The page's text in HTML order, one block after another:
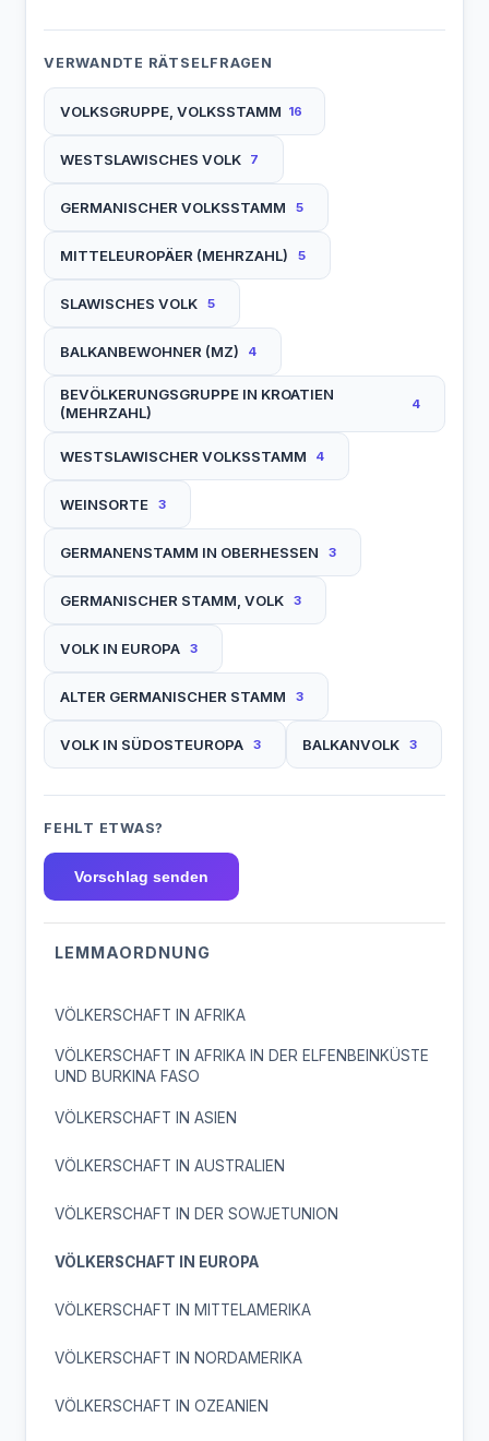
VERWANDTE RÄTSELFRAGEN
VOLKSGRUPPE, VOLKSSTAMM 16
WESTSLAWISCHES VOLK 7
GERMANISCHER VOLKSSTAMM 5
MITTELEUROPÄER (MEHRZAHL) 5
SLAWISCHES VOLK 5
BALKANBEWOHNER (MZ) 4
BEVÖLKERUNGSGRUPPE IN KROATIEN
(MEHRZAHL)
4
WESTSLAWISCHER VOLKSSTAMM 4
WEINSORTE 3
GERMANENSTAMM IN OBERHESSEN 3
GERMANISCHER STAMM, VOLK 3
VOLK IN EUROPA 3
ALTER GERMANISCHER STAMM 3
VOLK IN SÜDOSTEUROPA 3 BALKANVOLK 3
FEHLT ETWAS?
Vorschlag senden
LEMMAORDNUNG
VÖLKERSCHAFT IN AFRIKA
VÖLKERSCHAFT IN AFRIKA IN DER ELFENBEINKÜSTE
UND BURKINA FASO
VÖLKERSCHAFT IN ASIEN
VÖLKERSCHAFT IN AUSTRALIEN
VÖLKERSCHAFT IN DER SOWJETUNION
VÖLKERSCHAFT IN EUROPA
VÖLKERSCHAFT IN MITTELAMERIKA
VÖLKERSCHAFT IN NORDAMERIKA
VÖLKERSCHAFT IN OZEANIEN